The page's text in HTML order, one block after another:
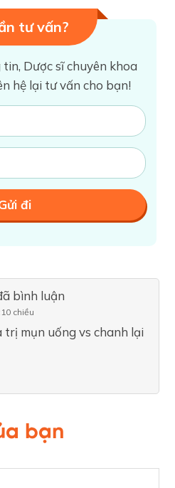
tư vấn?
Dược sĩ chuyên khoa
hệ lại tư vấn cho bạn!
bình luận
chiều
trị mụn uống vs chanh lại
bạn